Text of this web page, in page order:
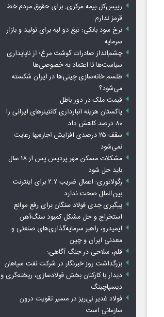
رییس‌کل بیمه مرکزی: برای حقوق مردم خط
قرمز ندارم
نرخ سود بانکی؛ تیغ دو لبه برای تولید و بازار
سرمایه
چشم‌انداز صادرات گوشت مرغ؛ از ناپایداری
سیاست‌ها تا اعتماد به خصوصی‌ها
طلسم خانه‌سازی چینی‌ها در ایران شکسته
می‌شود؟
قیمت ملک در دور باطل
پاکستان هزینه انبارداری کانتینرهای ایرانی را
۸۰ درصد کاهش داد
سقف ۲۵ درصدی افزایش اجاره‌بها رعایت
نمی‌شود
مشکلات مسکن مهر پردیس پس از ۱۸ سال
باید حل شود
رگولاتوری: اعمال ضریب ۲.۷ برای اینترنت
بین‌الملل صحت ندارد
پیگیری جدی فولاد سنگان برای رفع موانع
استخراج و حل مشکل کمبود سنگ‌آهن
ایمیدرو، راهبر سرمایه‌گذاری‌های صنعتی و
معدنی ایران و چین
قلم، سلاحی در جنگ آگاهی؛
بزرگداشت روز خبرنگار در شرکت نفت سپاهان
دیدار با کارکنان بخش فولادسازی، ریخته‌گری و
دیسپاچینگ
فولاد غدیر نی‌ریز در مسیر تقویت درون
سازمانی است